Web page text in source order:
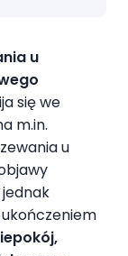
u
się we
m.in.
u